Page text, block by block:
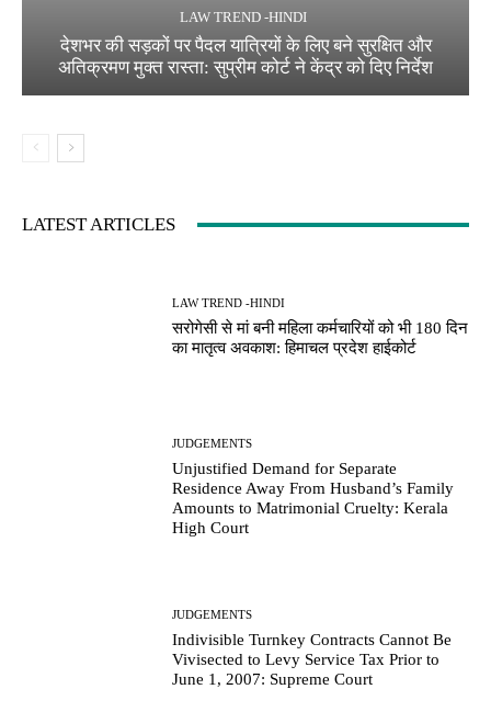
LAW TREND -HINDI
देशभर की सड़कों पर पैदल यात्रियों के लिए बने सुरक्षित और
अतिक्रमण मुक्त रास्ता: सुप्रीम कोर्ट ने केंद्र को दिए निर्देश
LATEST ARTICLES
LAW TREND -HINDI
सरोगेसी से मां बनी महिला कर्मचारियों को भी 180 दिन
का मातृत्व अवकाश: हिमाचल प्रदेश हाईकोर्ट
JUDGEMENTS
Unjustified Demand for Separate
Residence Away From Husband’s Family
Amounts to Matrimonial Cruelty: Kerala
High Court
JUDGEMENTS
Indivisible Turnkey Contracts Cannot Be
Vivisected to Levy Service Tax Prior to
June 1, 2007: Supreme Court